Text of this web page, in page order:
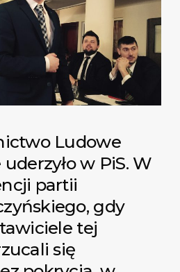
Ludowe
w PiS. W
partii
gdy
tej
się